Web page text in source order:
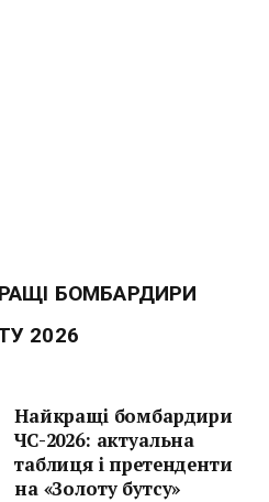
БОМБАРДИРИ
2026
Найкращі бомбардири
ЧС-2026: актуальна
таблиця і претенденти
на «Золоту бутсу»